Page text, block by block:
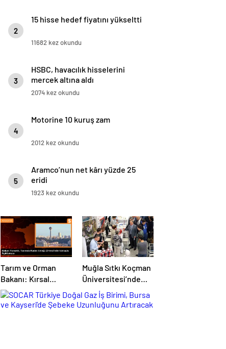
2
15 hisse hedef fiyatını yükseltti
11682 kez okundu
3
HSBC, havacılık hisselerini
mercek altına aldı
2074 kez okundu
4
Motorine 10 kuruş zam
2012 kez okundu
5
Aramco’nun net kârı yüzde 25
eridi
1923 kez okundu
Tarım ve Orman
Bakanı: Kırsal
kalkınmada
gençlere ve
Muğla Sıtkı Koçman
Üniversitesi’nde
Turizm Sektörü ve
Öğrenciler Buluştu